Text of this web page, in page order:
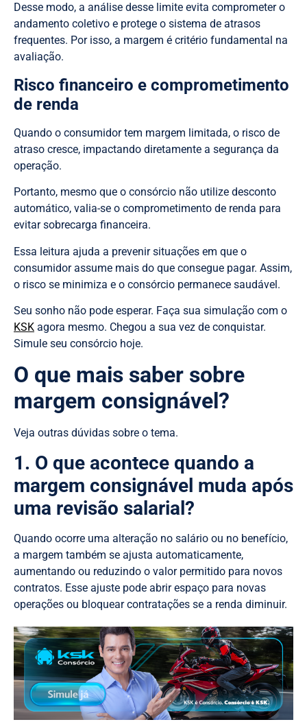
Desse modo, a análise desse limite evita comprometer o
andamento coletivo e protege o sistema de atrasos
frequentes. Por isso, a margem é critério fundamental na
avaliação.
Risco financeiro e comprometimento
de renda
Quando o consumidor tem margem limitada, o risco de
atraso cresce, impactando diretamente a segurança da
operação.
Portanto, mesmo que o consórcio não utilize desconto
automático, valia-se o comprometimento de renda para
evitar sobrecarga financeira.
Essa leitura ajuda a prevenir situações em que o
consumidor assume mais do que consegue pagar. Assim,
o risco se minimiza e o consórcio permanece saudável.
Seu sonho não pode esperar. Faça sua simulação com o
KSK agora mesmo. Chegou a sua vez de conquistar.
Simule seu consórcio hoje.
O que mais saber sobre
margem consignável?
Veja outras dúvidas sobre o tema.
1. O que acontece quando a
margem consignável muda após
uma revisão salarial?
Quando ocorre uma alteração no salário ou no benefício,
a margem também se ajusta automaticamente,
aumentando ou reduzindo o valor permitido para novos
contratos. Esse ajuste pode abrir espaço para novas
operações ou bloquear contratações se a renda diminuir.